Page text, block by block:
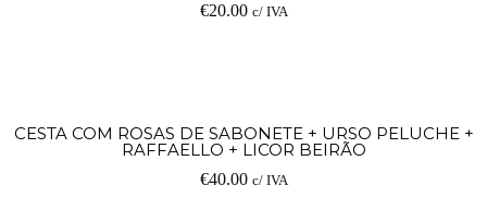
€20.00 c/ IVA
CESTA COM ROSAS DE SABONETE + URSO PELUCHE +
RAFFAELLO + LICOR BEIRÃO
€40.00 c/ IVA